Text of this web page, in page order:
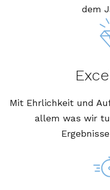
dem
Mit Ehrlichkeit und
allem was wir